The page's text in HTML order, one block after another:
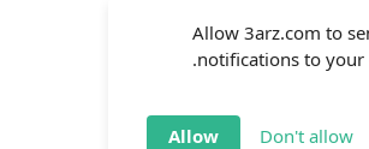
Allow 3arz.com to
notifications to your
Don't allow
Allow